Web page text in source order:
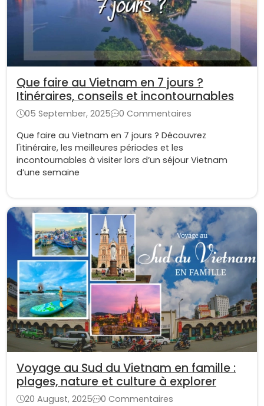
Que faire au Vietnam en 7 jours ?
Itinéraires, conseils et incontournables
05 September, 2025
0 Commentaires
Que faire au Vietnam en 7 jours ? Découvrez
l'itinéraire, les meilleures périodes et les
incontournables à visiter lors d’un séjour Vietnam
d’une semaine
Voyage au Sud du Vietnam en famille :
plages, nature et culture à explorer
20 August, 2025
0 Commentaires